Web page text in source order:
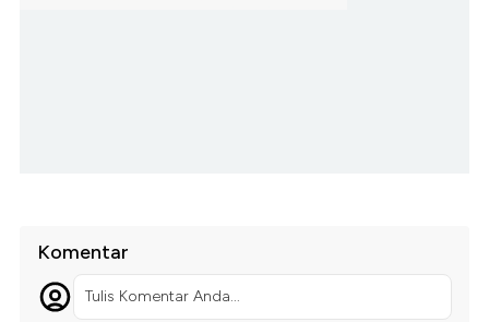
Komentar
Tulis Komentar Anda...